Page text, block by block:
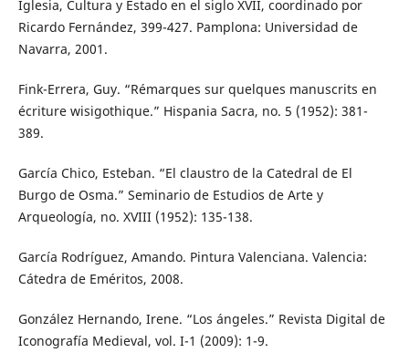
Iglesia, Cultura y Estado en el siglo XVII, coordinado por
Ricardo Fernández, 399-427. Pamplona: Universidad de
Navarra, 2001.
Fink-Errera, Guy. “Rémarques sur quelques manuscrits en
écriture wisigothique.” Hispania Sacra, no. 5 (1952): 381-
389.
García Chico, Esteban. “El claustro de la Catedral de El
Burgo de Osma.” Seminario de Estudios de Arte y
Arqueología, no. XVIII (1952): 135-138.
García Rodríguez, Amando. Pintura Valenciana. Valencia:
Cátedra de Eméritos, 2008.
González Hernando, Irene. “Los ángeles.” Revista Digital de
Iconografía Medieval, vol. I-1 (2009): 1-9.